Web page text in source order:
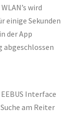
wird
einige Sekunden
der App
abgeschlossen
Interface
am Reiter